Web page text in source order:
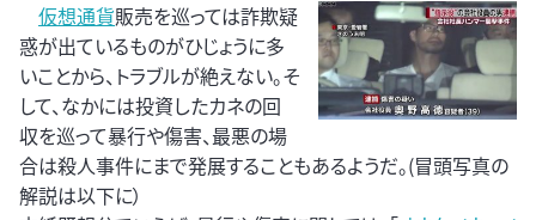
仮想通貨販売を巡っては詐欺疑
惑が出ているものがひじょうに多
いことから、トラブルが絶えない。そ
して、なかには投資したカネの回
収を巡って暴行や傷害、最悪の場
合は殺人事件にまで発展することもあるようだ。(冒頭写真の
解説は以下に）